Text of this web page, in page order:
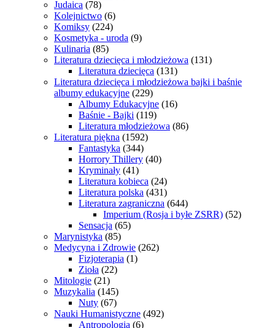
Judaica (78)
Kolejnictwo (6)
Komiksy (224)
Kosmetyka - uroda (9)
Kulinaria (85)
Literatura dziecięca i młodzieżowa (131)
Literatura dziecięca (131)
Literatura dziecięca i młodzieżowa bajki i baśnie
albumy edukacyjne (229)
Albumy Edukacyjne (16)
Baśnie - Bajki (119)
Literatura młodzieżowa (86)
Literatura piękna (1592)
Fantastyka (344)
Horrory Thillery (40)
Kryminały (41)
Literatura kobieca (24)
Literatura polska (431)
Literatura zagraniczna (644)
Imperium (Rosja i byłe ZSRR) (52)
Sensacja (65)
Marynistyka (85)
Medycyna i Zdrowie (262)
Fizjoterapia (1)
Zioła (22)
Mitologie (21)
Muzykalia (145)
Nuty (67)
Nauki Humanistyczne (492)
Antropologia (6)